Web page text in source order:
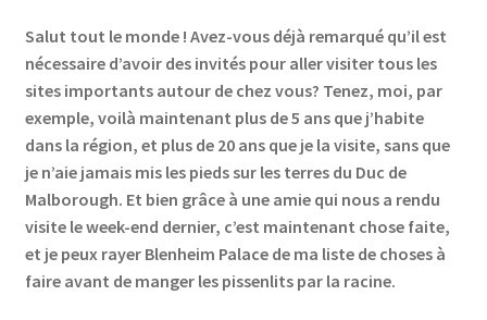
Locations
My Bookings
Private
Salut tout le monde ! Avez-vous déjà remarqué qu’il est
nécessaire d’avoir des invités pour aller visiter tous les
sites importants autour de chez vous? Tenez, moi, par
exemple, voilà maintenant plus de 5 ans que j’habite
dans la région, et plus de 20 ans que je la visite, sans que
je n’aie jamais mis les pieds sur les terres du Duc de
Malborough. Et bien grâce à une amie qui nous a rendu
visite le week-end dernier, c’est maintenant chose faite,
et je peux rayer Blenheim Palace de ma liste de choses à
faire avant de manger les pissenlits par la racine.